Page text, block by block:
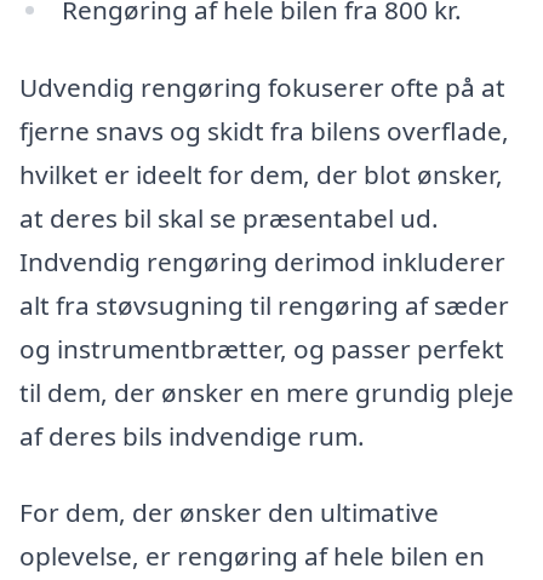
Rengøring af hele bilen fra 800 kr.
Udvendig rengøring fokuserer ofte på at
fjerne snavs og skidt fra bilens overflade,
hvilket er ideelt for dem, der blot ønsker,
at deres bil skal se præsentabel ud.
Indvendig rengøring derimod inkluderer
alt fra støvsugning til rengøring af sæder
og instrumentbrætter, og passer perfekt
til dem, der ønsker en mere grundig pleje
af deres bils indvendige rum.
For dem, der ønsker den ultimative
oplevelse, er rengøring af hele bilen en